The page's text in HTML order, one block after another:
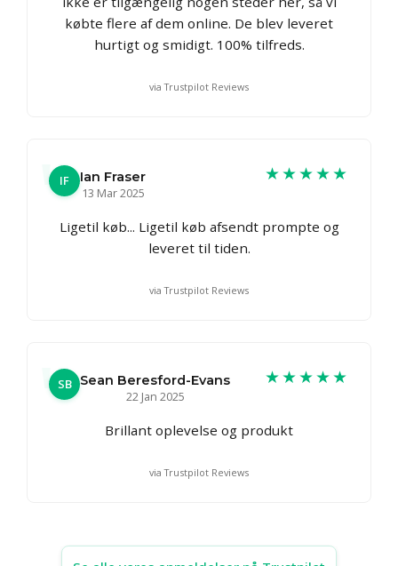
købte flere af dem online. De blev leveret
hurtigt og smidigt. 100% tilfreds.
via Trustpilot Reviews
IF
Ian Fraser
13 Mar 2025
★★★★★
Ligetil køb... Ligetil køb afsendt prompte og
leveret til tiden.
via Trustpilot Reviews
SB Sean Beresford-Evans
22 Jan 2025
★★★★★
Brillant oplevelse og produkt
via Trustpilot Reviews